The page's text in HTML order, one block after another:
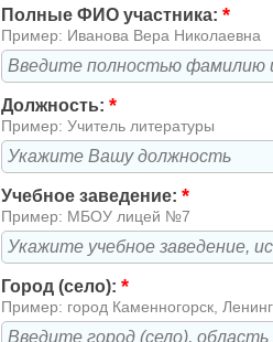
Полные ФИО участника: *
Пример: Иванова Вера Николаевна
Должность: *
Пример: Учитель литературы
Учебное заведение: *
Пример: МБОУ лицей №7
Город (село): *
Пример: город Каменногорск,